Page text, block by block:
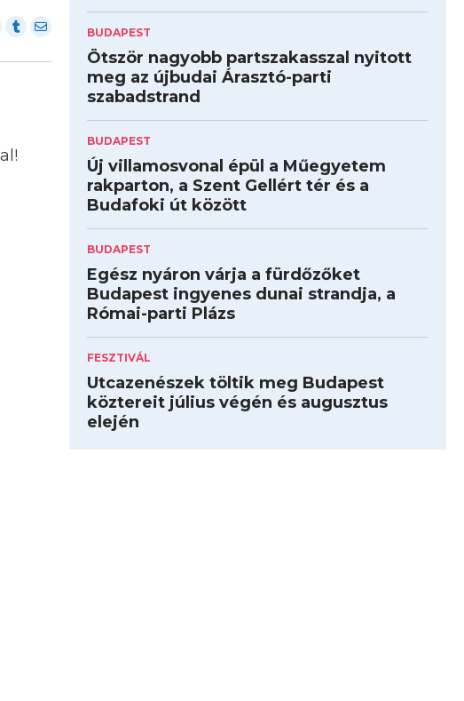
BUDAPEST
Ötször nagyobb partszakasszal nyitott
meg az újbudai Árasztó-parti
szabadstrand
BUDAPEST
Új villamosvonal épül a Műegyetem
rakparton, a Szent Gellért tér és a
Budafoki út között
BUDAPEST
Egész nyáron várja a fürdőzőket
Budapest ingyenes dunai strandja, a
Római-parti Plázs
FESZTIVÁL
Utcazenészek töltik meg Budapest
köztereit július végén és augusztus
elején